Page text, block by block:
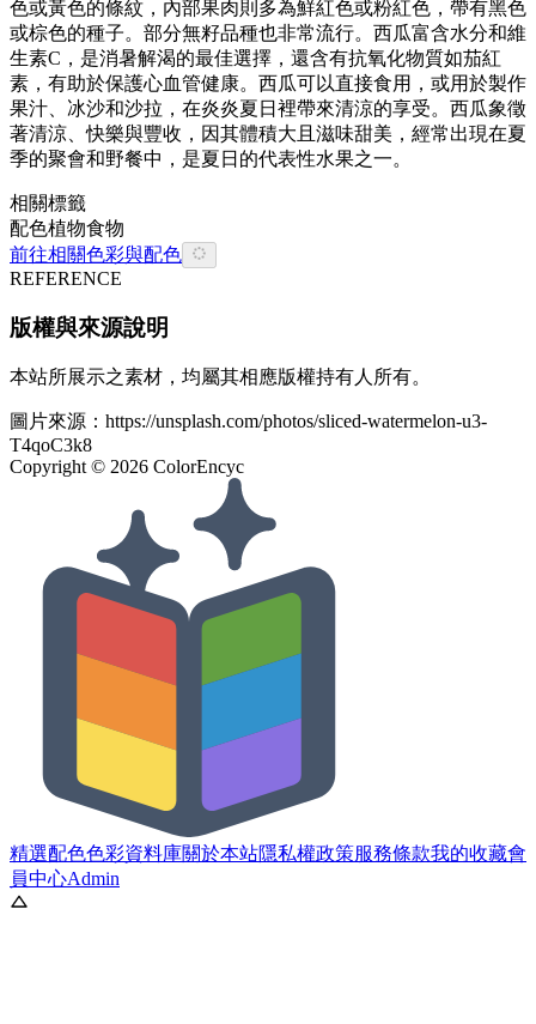
色或黃色的條紋，內部果肉則多為鮮紅色或粉紅色，帶有黑色
或棕色的種子。部分無籽品種也非常流行。西瓜富含水分和維
生素C，是消暑解渴的最佳選擇，還含有抗氧化物質如茄紅
素，有助於保護心血管健康。西瓜可以直接食用，或用於製作
果汁、冰沙和沙拉，在炎炎夏日裡帶來清涼的享受。西瓜象徵
著清涼、快樂與豐收，因其體積大且滋味甜美，經常出現在夏
季的聚會和野餐中，是夏日的代表性水果之一。
相關標籤
配色植物食物
前往相關色彩與配色
REFERENCE
版權與來源說明
本站所展示之素材，均屬其相應版權持有人所有。
圖片來源： https://unsplash.com/photos/sliced-watermelon-u3-
T4qoC3k8
Copyright © 2026 ColorEncyc
精選配色色彩資料庫關於本站隱私權政策服務條款我的收藏會
員中心Admin